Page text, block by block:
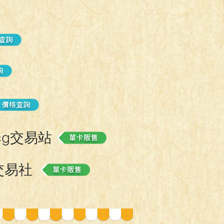
看
流
交易站
易社